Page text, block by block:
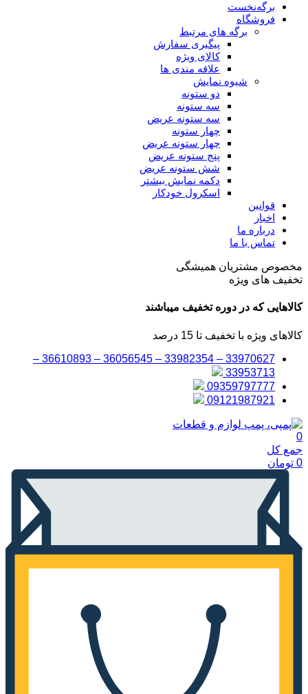
برگه‌نخست
فروشگاه
برگه های مرتبط
پیگیری سفارش
کالای ویژه
علاقه مندی ها
شیوه نمایش
دو ستونه
سه ستونه
سه ستونه عریض
چهار ستونه
چهار ستونه عریض
پنج ستونه عریض
شش ستونه عریض
دکمه نمایش بیشتر
اسکرول خودکار
قوانین
اخبار
درباره ما
تماس با ما
مخصوص مشتریان همیشگی
تخفیف های ویژه
کالاهایی که در دوره تخفیف میباشند
کالاهای ویژه با تخفیف تا 15 درصد
33970627 – 33982354 – 36056545 – 36610893 –
33953713
09359797777
09121987921
0
جمع کل
0 تومان